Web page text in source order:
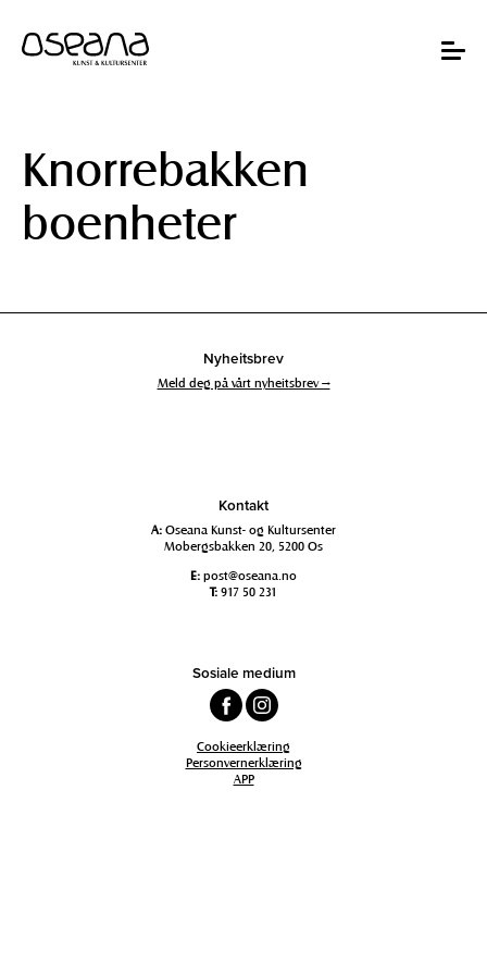
innhold
navigasjon
Toggle
Knorrebakken
boenheter
Nyheitsbrev
Meld deg på vårt nyheitsbrev →
Kontakt
A: Oseana Kunst- og Kultursenter
Mobergsbakken 20, 5200 Os
E: post@oseana.no
T: 917 50 231
Sosiale medium
Cookieerklæring
Personvernerklæring
APP